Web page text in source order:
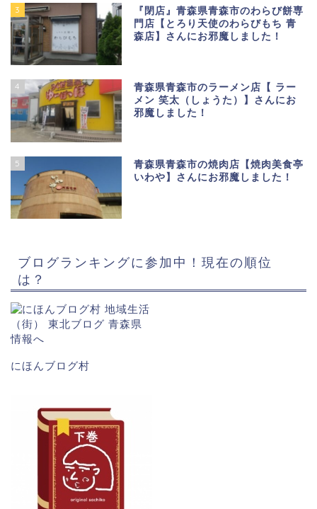
3
『閉店』青森県青森市のわらび餅専
門店【とろり天使のわらびもち 青
森店】さんにお邪魔しました！
4
青森県青森市のラーメン店【 ラー
メン 笑太（しょうた）】さんにお
邪魔しました！
5
青森県青森市の焼肉店【焼肉美食亭
いわや】さんにお邪魔しました！
ブログランキングに参加中！現在の順位
は？
にほんブログ村